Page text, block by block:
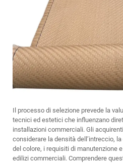
Il processo di selezione prevede la
tecnici ed estetici che influenzano
installazioni commerciali. Gli
considerare la densità dell’intreccio,
del colore, i requisiti di manutenzione
edilizi commerciali. Comprendere